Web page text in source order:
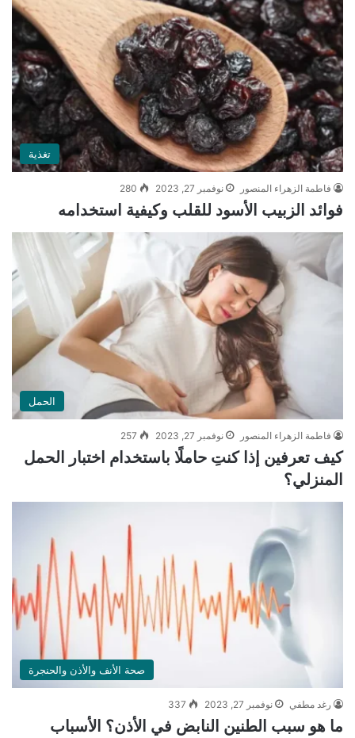
تغذية
فاطمة الزهراء المنصور نوفمبر 27, 2023 280
فوائد الزبيب الأسود للقلب وكيفية استخدامه
الحمل
فاطمة الزهراء المنصور نوفمبر 27, 2023 257
كيف تعرفين إذا كنتِ حاملًا باستخدام اختبار الحمل
المنزلي؟
صحة الأنف والأذن والحنجرة
رغد مطفي نوفمبر 27, 2023 337
ما هو سبب الطنين النابض في الأذن؟ الأسباب